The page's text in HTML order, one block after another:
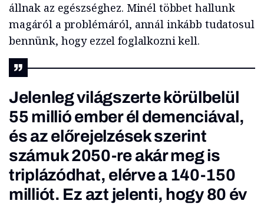
állnak az egészséghez. Minél többet hallunk
magáról a problémáról, annál inkább tudatosul
bennünk, hogy ezzel foglalkozni kell.
Jelenleg világszerte körülbelül
55 millió ember él demenciával,
és az előrejelzések szerint
számuk 2050-re akár meg is
triplázódhat, elérve a 140-150
milliót. Ez azt jelenti, hogy 80 év